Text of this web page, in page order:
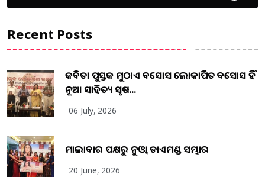
Recent Posts
କବିତା ପୁସ୍ତକ ମୁଠାଏ ଅବସୋସ ଲୋକାର୍ପିତ ଅବସୋସ ହିଁ
ନୂଆ ସାହିତ୍ୟ ସୃଷ...
06 July, 2026
ମାଲାବାର ପକ୍ଷରୁ ନୁଓ୍ବା ଡାଏମଣ୍ଡ ସମ୍ଭାର
20 June, 2026